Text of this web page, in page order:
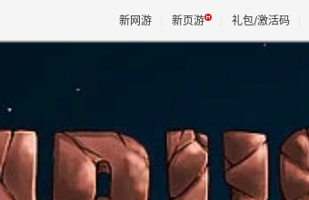
新网游 新页游 礼包/激活码